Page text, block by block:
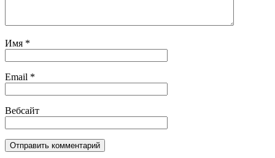
Имя *
Email *
Вебсайт